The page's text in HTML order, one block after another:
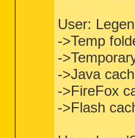
User:
->Temp
-
->Java
->FireFox
->Flash